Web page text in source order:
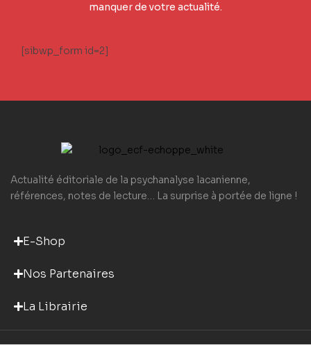
manquer de votre actualité.
[sibwp_form id=2]
Actualité éditoriale de la psychanalyse lacanienne,
références, notes de lecture… La surprise à portée de ligne !
E-Shop
Nos Partenaires
La Librairie